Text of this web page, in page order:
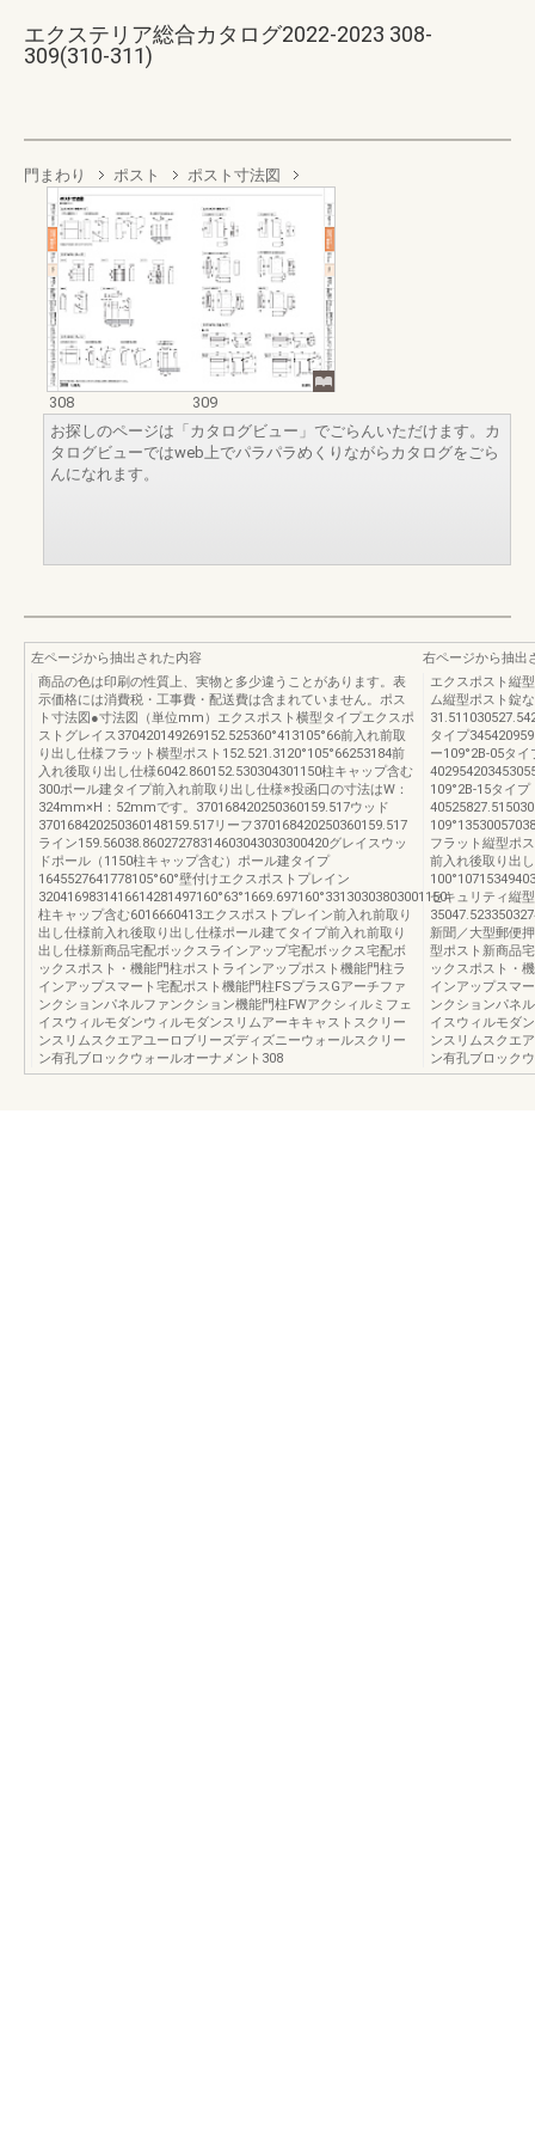
エクステリア総合カタログ2022-2023 308-
309(310-311)
門まわり ポスト ポスト寸法図
308
309
お探しのページは「カタログビュー」でごらんいただけます。カ
タログビューではweb上でパラパラめくりながらカタログをごら
んになれます。
左ページから抽出された内容
商品の色は印刷の性質上、実物と多少違うことがあります。表
示価格には消費税・工事費・配送費は含まれていません。ポス
ト寸法図●寸法図（単位mm）エクスポスト横型タイプエクスポ
ストグレイス370420149269152.525360°413105°66前入れ前取
り出し仕様フラット横型ポスト152.521.3120°105°66253184前
入れ後取り出し仕様6042.860152.530304301150柱キャップ含む
300ポール建タイプ前入れ前取り出し仕様※投函口の寸法はW：
324mm×H：52mmです。370168420250360159.517ウッド
370168420250360148159.517リーフ370168420250360159.517
ライン159.56038.86027278314603043030300420グレイスウッ
ドポール（1150柱キャップ含む）ポール建タイプ
1645527641778105°60°壁付けエクスポストプレイン
3204169831416614281497160°63°1669.697160°33130303803001150
柱キャップ含む6016660413エクスポストプレイン前入れ前取り
出し仕様前入れ後取り出し仕様ポール建てタイプ前入れ前取り
出し仕様新商品宅配ボックスラインアップ宅配ボックス宅配ボ
ックスポスト・機能門柱ポストラインアップポスト機能門柱ラ
インアップスマート宅配ポスト機能門柱FSプラスGアーチファ
ンクションパネルファンクション機能門柱FWアクシィルミフェ
イスウィルモダンウィルモダンスリムアーキキャストスクリー
ンスリムスクエアユーロブリーズディズニーウォールスクリー
ン有孔ブロックウォールオーナメント308
右ページから抽出
エクスポスト縦
ム縦型ポスト錠
タイプ
ー109°2B-05タイ
109°2B-15タイプ
フラット縦型ポ
前入れ後取り出
セキュリティ縦
新聞／大型郵便
型ポスト新商品
ックスポスト・
インアップスマ
ンクションパネ
イスウィルモダ
ンスリムスクエ
ン有孔ブロック